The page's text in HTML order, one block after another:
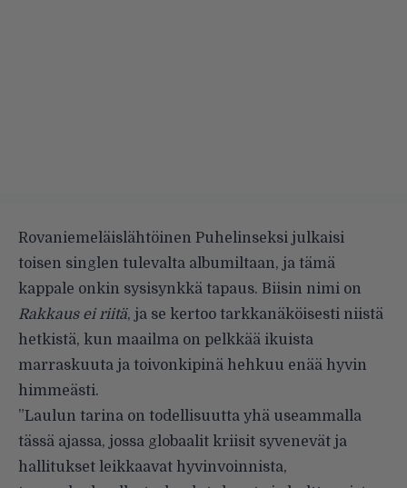
Rovaniemeläislähtöinen Puhelinseksi julkaisi
toisen singlen tulevalta albumiltaan, ja tämä
kappale onkin sysisynkkä tapaus. Biisin nimi on
Rakkaus ei riitä, ja se kertoo tarkkanäköisesti niistä
hetkistä, kun maailma on pelkkää ikuista
marraskuuta ja toivonkipinä hehkuu enää hyvin
himmeästi.
”Laulun tarina on todellisuutta yhä useammalla
tässä ajassa, jossa globaalit kriisit syvenevät ja
hallitukset leikkaavat hyvinvoinnista,